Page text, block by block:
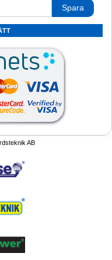
Spara
AB